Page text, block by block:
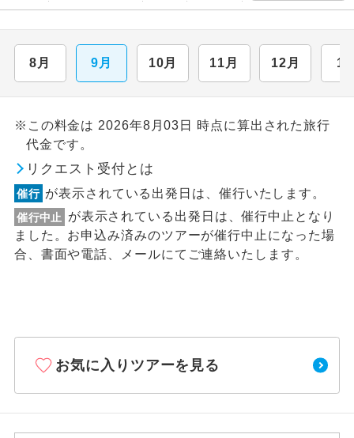
8月 9月 10月 11月 12月 1
※この料金は 2026年8月03日 時点に算出された旅行
代金です。
リクエスト受付とは
催行 が表示されている出発日は、催行いたします。
催行中止
が表示されている出発日は、催行中止となり
ました。お申込み済みのツアーが催行中止になった場
合、書面や電話、メールにてご連絡いたします。
お気に入りツアーを見る